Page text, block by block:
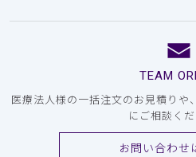
TEAM
医療法人様の一括注文のお見積りや
にご相談くだ
お問い合わせ